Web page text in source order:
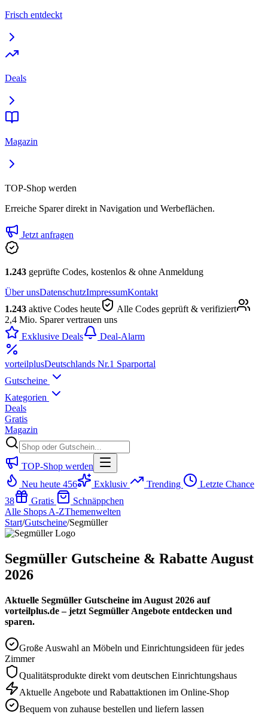
Frisch entdeckt
Deals
Magazin
TOP-Shop werden
Erreiche Sparer direkt in Navigation und Werbeflächen.
Jetzt anfragen
1.243 geprüfte Codes, kostenlos & ohne Anmeldung
Über unsDatenschutzImpressumKontakt
1.243 aktive Codes heute
Alle Codes geprüft & verifiziert
2,4 Mio. Sparer vertrauen uns
Exklusive Deals
Deal-Alarm
vorteilplusDeutschlands Nr.1 Sparportal
Gutscheine
Kategorien
Deals
Gratis
Magazin
TOP-Shop werden
Neu heute 456 Exklusiv Trending
Letzte Chance
38
Gratis
Schnäppchen
Alle Shops A-ZThemenwelten
Start/Gutscheine/Segmüller
Segmüller Gutscheine & Rabatte August
2026
Aktuelle Segmüller Gutscheine im August 2026 auf
vorteilplus.de – jetzt Segmüller Angebote entdecken und
sparen.
Große Auswahl an Möbeln und Einrichtungsideen für jedes
Zimmer
Qualitätsprodukte direkt vom deutschen Einrichtungshaus
Aktuelle Angebote und Rabattaktionen im Online-Shop
Bequem von zuhause bestellen und liefern lassen